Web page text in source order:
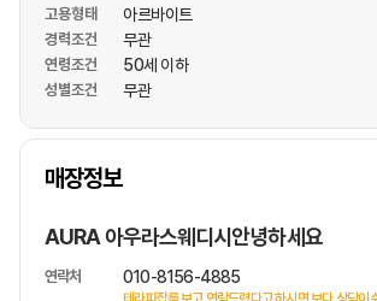
고용형태 아르바이트
경력조건 무관
연령조건 50세 이하
성별조건 무관
매장정보
상호명
AURA 아우라스웨디시안녕하세요
연락처 010-8156-4885